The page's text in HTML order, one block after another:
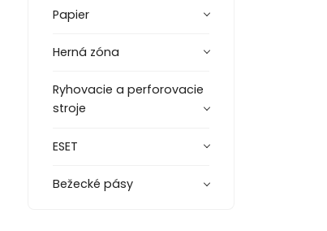
Papier
Herná zóna
Ryhovacie a perforovacie
stroje
ESET
Bežecké pásy